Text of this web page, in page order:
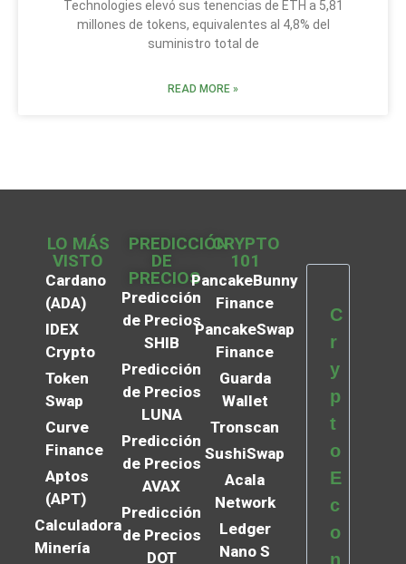
Technologies elevó sus tenencias de ETH a 5,81
millones de tokens, equivalentes al 4,8% del
suministro total de
READ MORE »
LO MÁS
VISTO
Cardano
(ADA)
IDEX
Crypto
Token
Swap
Curve
Finance
Aptos
(APT)
Calculadora
Minería
PREDICCIÓN
DE
PRECIOS
Predicción
de Precios
SHIB
Predicción
de Precios
LUNA
Predicción
de Precios
AVAX
Predicción
de Precios
DOT
CRYPTO
101
PancakeBunny
Finance
PancakeSwap
Finance
Guarda
Wallet
Tronscan
SushiSwap
Acala
Network
Ledger
Nano S
C
r
y
p
t
o
E
c
o
n